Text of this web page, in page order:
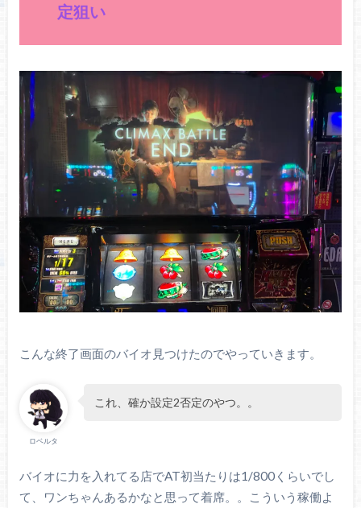
定狙い
こんな終了画面のバイオ見つけたのでやっていきます。
ロベルタ
これ、確か設定2否定のやつ。。
バイオに力を入れてる店でAT初当たりは1/800くらいでし
て、ワンちゃんあるかなと思って着席。。こういう稼働よ